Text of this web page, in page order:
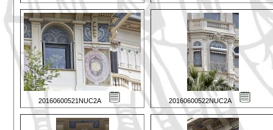
20160600521NUC2A 20160600522NUC2A